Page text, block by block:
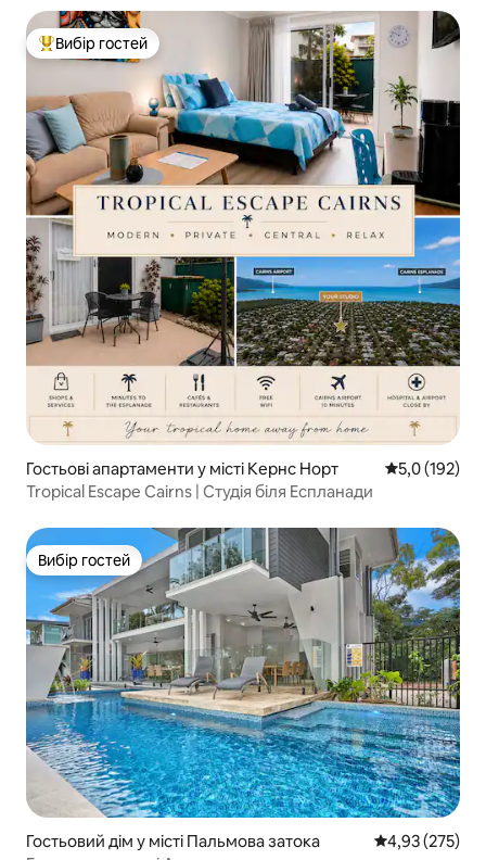
Топ вибір гостей
Вибір гостей
Гостьові апартаменти у місті Кернс Норт Середня
5,0 (192)
Tropical Escape Cairns | Студія біля Еспланади
Вибір гостей
Вибір гостей
Гостьовий дім у місті Пальмова затока Середня
4,93 (275)